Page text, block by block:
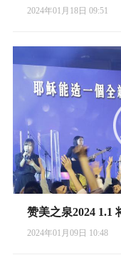
2024年01月18日 09:51
赞美之泉2024 1.1
2024年01月09日 10:48